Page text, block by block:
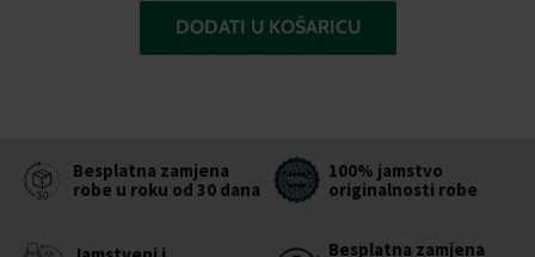
DODATI U KOŠARICU
Besplatna zamjena
robe u roku od 30 dana
100% jamstvo
originalnosti robe
Besplatna zamjena